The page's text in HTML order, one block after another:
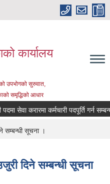
कार्यालय
उपभोगको सुरुवात,
समृद्धिको आधार
सेवा करारमा कर्मचारी पदपूर्ति गर्न सम्बन्धी
सम्बन्धी सूचना ।
दिने सम्बन्धी सूचना